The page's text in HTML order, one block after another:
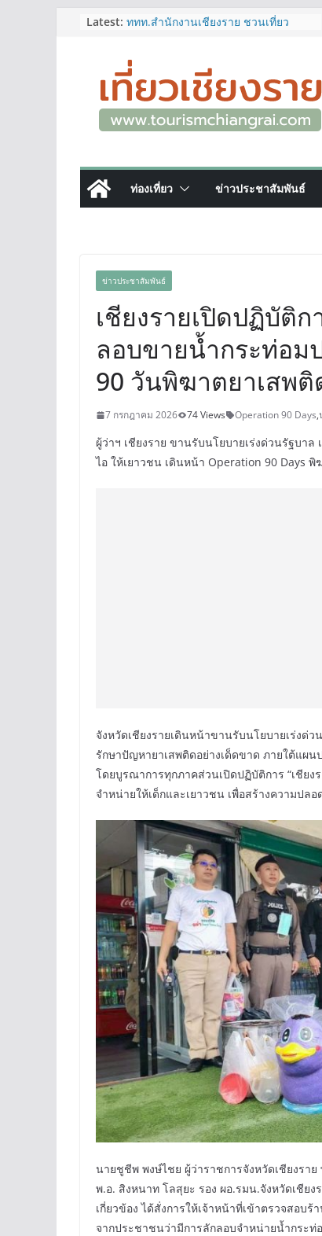
Latest: ททท.สำนักงานเชียงราย ชวนเที่ยว
เก็บแสตมป์ครบ แล้วรับของที่ระลึกสุด
พิเศษ! ทันที
เลขสวย หมวด ขจ เปิดประมูลออนไลน์
แล้ววันนี้ เลขเด่น เลขมงคล ความหมาย
ดีมีให้เลือกหลากหลายทั้ง 301 หมายเลข
จ.เชียงราย ที่ไม่ควรพลาด!
12–16 ส.ค.นี้ เตรียมพบกับมหกรรมสุด
ยิ่งใหญ่แห่งปี “อุตสาหกรรมแฟร์ ล้านนา
ตะวันออก 2026”
และการท่องเที่ยวของเมือง
ท่องเที่ยว ข่าวประชาสัมพันธ์
ข่าวประชาสัมพันธ์
เชียงรายเปิดปฏิบัติก
ลอบขายน้ำกระท่อม
90 วันพิฆาตยาเสพติ
7 กรกฎาคม 2026 74 Views Operation 90 Days,
ผู้ว่าฯ เชียงราย ขานรับนโยบายเร่งด่วนรัฐบา
ไอ ให้เยาวชน เดินหน้า Operation 90 Days พิ
จังหวัดเชียงรายเดินหน้าขานรับนโยบายเร่งด่
รักษาปัญหายาเสพติดอย่างเด็ดขาด ภายใต้แผ
โดยบูรณาการทุกภาคส่วนเปิดปฏิบัติการ “เชียง
จำหน่ายให้เด็กและเยาวชน เพื่อสร้างความป
นายชูชีพ พงษ์ไชย ผู้ว่าราชการจังหวัดเชียงรา
พ.อ. สิงหนาท โลสุยะ รอง ผอ.รมน.จังหวัดเชีย
เกี่ยวข้อง ได้สั่งการให้เจ้าหน้าที่เข้าตรวจสอบ
จากประชาชนว่ามีการลักลอบจำหน่ายน้ำกระท่